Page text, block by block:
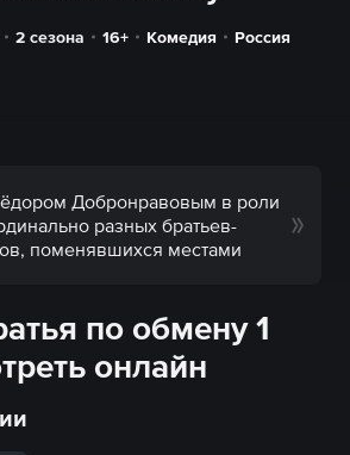
2 сезона 16+ Комедия Россия
Добронравовым в роли
разных братьев-
поменявшихся местами
по обмену 1
онлайн